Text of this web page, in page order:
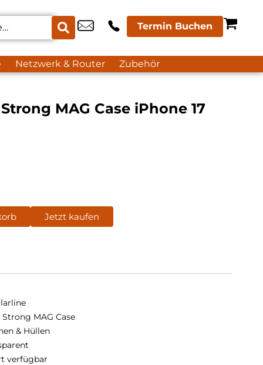
Termin Buchen
Netzwerk & Router Zubehör
MAG Case iPhone 17
Jetzt kaufen
MAG Case
& Hüllen
verfügbar